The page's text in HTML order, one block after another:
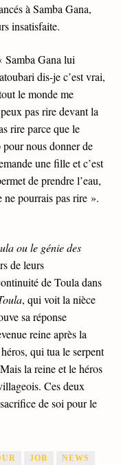
à Samba Gana,
insatisfaite.
Samba Gana lui
dis-je c’est vrai,
le monde me
pas rire devant la
rire parce que le
nous donner de
une fille et c’est
de prendre l’eau,
pourrais pas rire ».
ou le génie des
de leurs
de Toula dans
, qui voit la nièce
sa réponse
reine après la
qui tua le serpent
la reine et le héros
Ces deux
de soi pour le
JOB NEWS